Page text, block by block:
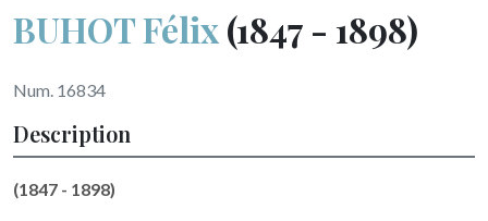
BUHOT Félix(1847 - 1898)
Num. 16834
Description
(1847 - 1898)